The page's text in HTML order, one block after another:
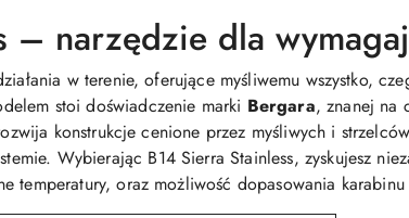
– narzędzie dla
w terenie, oferujące myśliwemu wszystko,
stoi doświadczenie marki Bergara, znanej na
konstrukcje cenione przez myśliwych i
Wybierając B14 Sierra Stainless, zyskujesz
oraz możliwość dopasowania karabinu